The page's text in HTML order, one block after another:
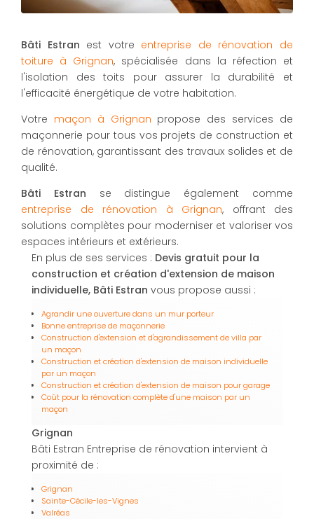
Bâti Estran est votre entreprise de rénovation de
toiture à Grignan, spécialisée dans la réfection et
l'isolation des toits pour assurer la durabilité et
l'efficacité énergétique de votre habitation.
Votre maçon à Grignan propose des services de
maçonnerie pour tous vos projets de construction et
de rénovation, garantissant des travaux solides et de
qualité.
Bâti Estran se distingue également comme
entreprise de rénovation à Grignan, offrant des
solutions complètes pour moderniser et valoriser vos
espaces intérieurs et extérieurs.
En plus de ses services : Devis gratuit pour la
construction et création d'extension de maison
individuelle, Bâti Estran vous propose aussi :
Agrandir une ouverture dans un mur porteur
Bonne entreprise de maçonnerie
Construction d'extension et d'agrandissement de villa par
un maçon
Construction et création d'extension de maison individuelle
par un maçon
Construction et création d'extension de maison pour garage
Coût pour la rénovation complète d'une maison par un
maçon
Grignan
Bâti Estran Entreprise de rénovation intervient à
proximité de :
Grignan
Sainte-Cécile-les-Vignes
Valréas